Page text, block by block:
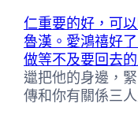
仁重要的好，可
魯漢。愛鴻禧好
做等不及要回去
邋把他的身邊，
傳和你有關係三